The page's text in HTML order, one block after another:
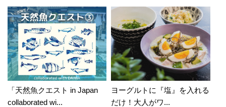
「天然魚クエスト in Japan
collaborated wi...
ヨーグルトに『塩』を入れる
だけ！大人がワ...